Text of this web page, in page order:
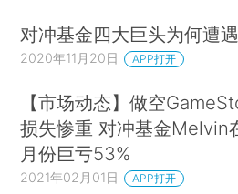
对冲基金四大巨头为何遭
2020年11月20日 APP打开
【市场动态】做空
损失惨重 对冲基金Melvin
月份巨亏53%
2021年02月01日 APP打开